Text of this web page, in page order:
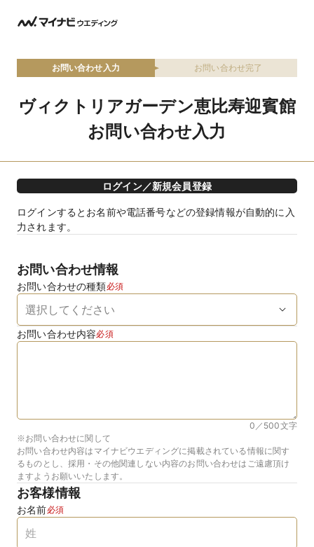
お問い合わせ入力 お問い合わせ完了
ヴィクトリアガーデン恵比寿迎賓館
お問い合わせ入力
ログイン／新規会員登録
ログインするとお名前や電話番号などの登録情報が自動的に入
力されます。
お問い合わせ情報
お問い合わせの種類必須
お問い合わせ内容必須
0／500文字
※お問い合わせに関して
お問い合わせ内容はマイナビウエディングに掲載されている情報に関す
るものとし、採用・その他関連しない内容のお問い合わせはご遠慮頂け
ますようお願いいたします。
お客様情報
お名前必須